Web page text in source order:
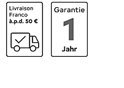
Type
Couleurs
Coloris